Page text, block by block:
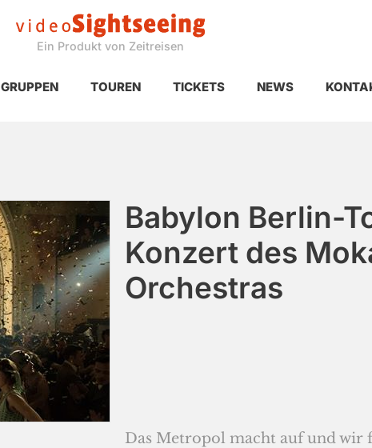
Ein Produkt von Zeitreisen
GRUPPEN TOUREN TICKETS NEWS
Babylon Berlin-
Konzert des
Orchestras
Das Metropol macht auf und wir